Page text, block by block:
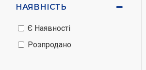
НАЯВНІСТЬ
Є Наявності
Розпродано